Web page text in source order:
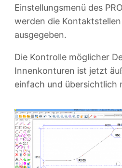
Einstellungsmenü des
werden die
ausgegeben.
Die Kontrolle möglicher
Innenkonturen ist jetzt
einfach und übersichtlich